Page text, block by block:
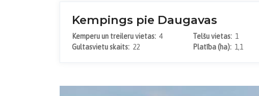
Kempings pie Daugavas
Kemperu un treileru vietas: 4 Telšu vietas: 1
Gultasvietu skaits: 22 Platība (ha): 1,1